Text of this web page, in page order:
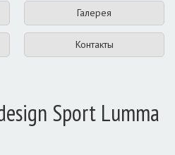
Галерея
Контакты
Sport Lumma